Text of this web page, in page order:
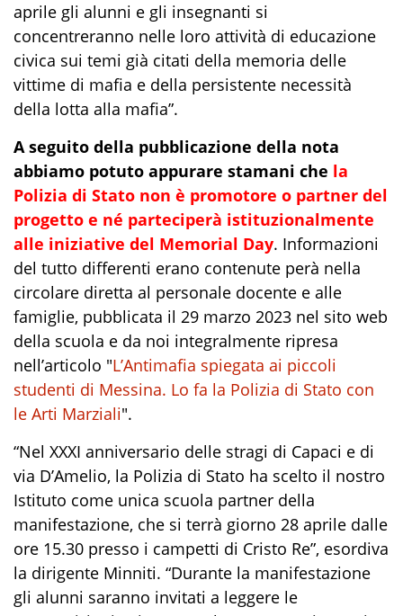
aprile gli alunni e gli insegnanti si
concentreranno nelle loro attività di educazione
civica sui temi già citati della memoria delle
vittime di mafia e della persistente necessità
della lotta alla mafia”.
A seguito della pubblicazione della nota
abbiamo potuto appurare stamani che la
Polizia di Stato non è promotore o partner del
progetto e né parteciperà istituzionalmente
alle iniziative del Memorial Day. Informazioni
del tutto differenti erano contenute perà nella
circolare diretta al personale docente e alle
famiglie, pubblicata il 29 marzo 2023 nel sito web
della scuola e da noi integralmente ripresa
nell’articolo "L’Antimafia spiegata ai piccoli
studenti di Messina. Lo fa la Polizia di Stato con
le Arti Marziali".
“Nel XXXI anniversario delle stragi di Capaci e di
via D’Amelio, la Polizia di Stato ha scelto il nostro
Istituto come unica scuola partner della
manifestazione, che si terrà giorno 28 aprile dalle
ore 15.30 presso i campetti di Cristo Re”, esordiva
la dirigente Minniti. “Durante la manifestazione
gli alunni saranno invitati a leggere le